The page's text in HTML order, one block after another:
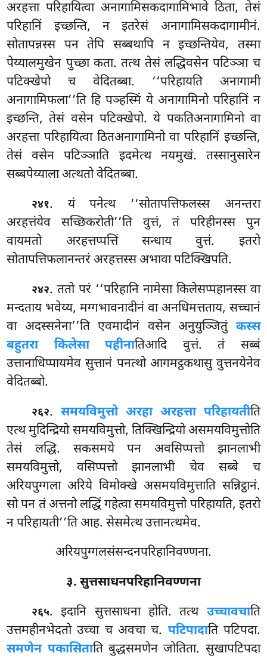
अरहत्ता परिहायित्वा अनागामिसकदागामिभावे ठिता, तेसं
परिहानिं इच्छन्ति, न इतरेसं अनागामिसकदागामीनं.
सोतापन्नस्स पन तेपि सब्बथापि न इच्छन्तियेव, तस्मा
पेय्यालमुखेन पुच्छा कता. तत्थ तेसं लद्धिवसेन पटिञ्ञा च
पटिक्खेपो च वेदितब्बा. ‘‘परिहायति अनागामी
अनागामिफला’’ति हि पञ्हस्मिं ये अनागामिनो परिहानिं न
इच्छन्ति, तेसं वसेन पटिक्खेपो. ये पकतिअनागामिनो वा
अरहत्ता परिहायित्वा ठितअनागामिनो वा परिहानिं इच्छन्ति,
तेसं वसेन पटिञ्ञाति इदमेत्थ नयमुखं. तस्सानुसारेन
सब्बपेय्याला अत्थतो वेदितब्बा.
२४१. यं पनेत्थ ‘‘सोतापत्तिफलस्स अनन्तरा
अरहत्तंयेव सच्छिकरोती’’ति वुत्तं, तं परिहीनस्स पुन
वायमतो अरहत्तप्पत्तिं सन्धाय वुत्तं. इतरो
सोतापत्तिफलानन्तरं अरहत्तस्स अभावा पटिक्खिपति.
२४२. ततो परं ‘‘परिहानि नामेसा किलेसप्पहानस्स वा
मन्दताय भवेय्य, मग्गभावनादीनं वा अनधिमत्तताय, सच्चानं
वा अदस्सनेना’’ति एवमादीनं वसेन अनुयुञ्जितुं कस्स
बहुतरा किलेसा पहीनातिआदि वुत्तं. तं सब्बं
उत्तानाधिप्पायमेव सुत्तानं पनत्थो आगमट्ठकथासु वुत्तनयेनेव
वेदितब्बो.
२६२. समयविमुत्तो अरहा अरहत्ता परिहायतीति
एत्थ मुदिन्द्रियो समयविमुत्तो, तिक्खिन्द्रियो असमयविमुत्तोति
तेसं लद्धि. सकसमये पन अवसिप्पत्तो झानलाभी
समयविमुत्तो, वसिप्पत्तो झानलाभी चेव सब्बे च
अरियपुग्गला अरिये विमोक्खे असमयविमुत्ताति सन्निट्ठानं.
सो पन तं अत्तनो लद्धिं गहेत्वा समयविमुत्तोपरिहायति, इतरो
न परिहायती’’ति आह. सेसमेत्थ उत्तानत्थमेव.
अरियपुग्गलसंसन्दनपरिहानिवण्णना.
३. सुत्तसाधनपरिहानिवण्णना
२६५. इदानि सुत्तसाधना होति. तत्थ उच्चावचाति
उत्तमहीनभेदतो उच्चा च अवचा च. पटिपादाति पटिपदा.
समणेन पकासिताति बुद्धसमणेन जोतिता. सुखापटिपदा